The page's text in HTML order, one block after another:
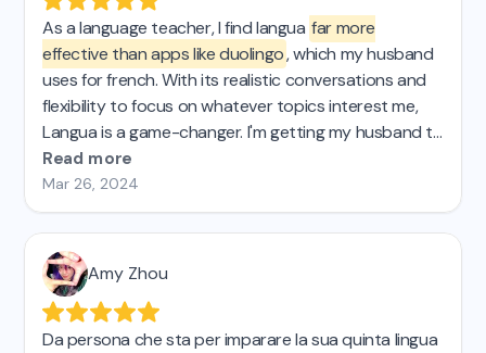
As a language teacher, I find langua far more
effective than apps like duolingo, which my husband
uses for french. With its realistic conversations and
flexibility to focus on whatever topics interest me,
Langua is a game-changer. I'm getting my husband to
switch and will recommend it to my students!
Read more
Mar 26, 2024
Amy Zhou
Da persona che sta per imparare la sua quinta lingua